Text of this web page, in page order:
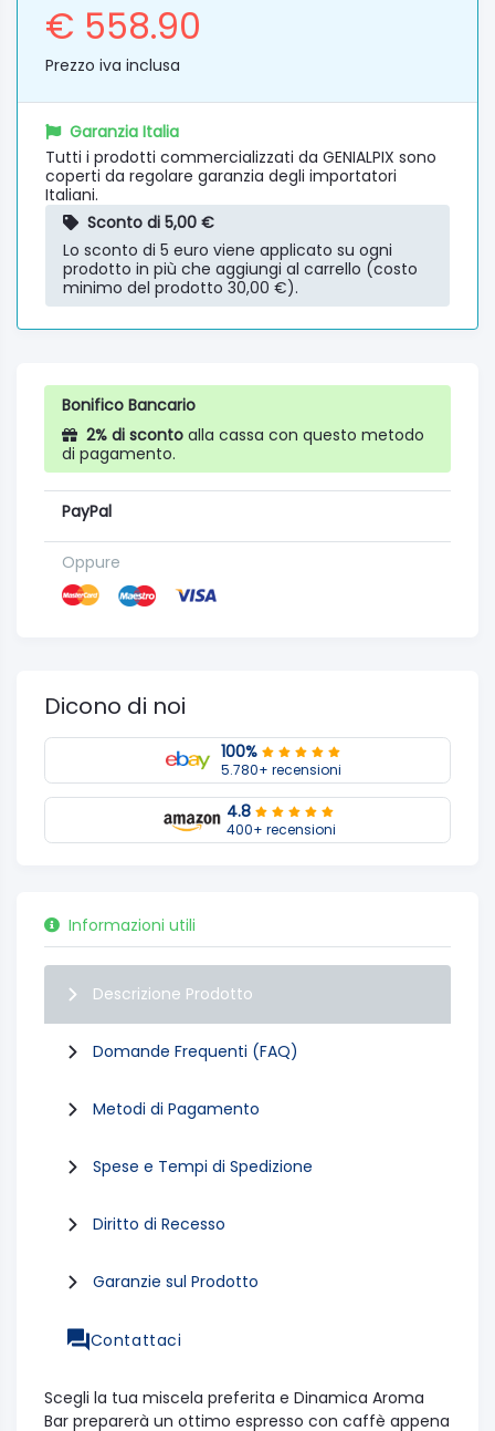
€ 558.90
Prezzo iva inclusa
Garanzia Italia
Tutti i prodotti commercializzati da GENIALPIX sono
coperti da regolare garanzia degli importatori
Italiani.
Sconto di 5,00 €
Lo sconto di 5 euro viene applicato su ogni
prodotto in più che aggiungi al carrello (costo
minimo del prodotto 30,00 €).
Bonifico Bancario
2% di sconto alla cassa con questo metodo
di pagamento.
PayPal
Oppure
Dicono di noi
100%
5.780+ recensioni
4.8
400+ recensioni
Informazioni utili
Descrizione Prodotto
Domande Frequenti (FAQ)
Metodi di Pagamento
Spese e Tempi di Spedizione
Diritto di Recesso
Garanzie sul Prodotto
Contattaci
Scegli la tua miscela preferita e Dinamica Aroma
Bar preparerà un ottimo espresso con caffè appena